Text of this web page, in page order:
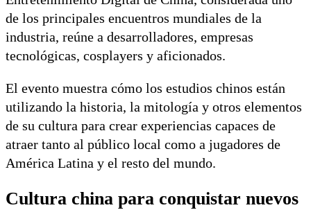
de los principales encuentros mundiales de la
industria, reúne a desarrolladores, empresas
tecnológicas, cosplayers y aficionados.
El evento muestra cómo los estudios chinos están
utilizando la historia, la mitología y otros elementos
de su cultura para crear experiencias capaces de
atraer tanto al público local como a jugadores de
América Latina y el resto del mundo.
Cultura china para conquistar nuevos